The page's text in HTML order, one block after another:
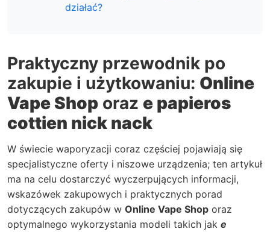
działać?
Praktyczny przewodnik po
zakupie i użytkowaniu: Online
Vape Shop oraz e papieros
cottien nick nack
W świecie waporyzacji coraz częściej pojawiają się
specjalistyczne oferty i niszowe urządzenia; ten artykuł
ma na celu dostarczyć wyczerpujących informacji,
wskazówek zakupowych i praktycznych porad
dotyczących zakupów w Online Vape Shop oraz
optymalnego wykorzystania modeli takich jak e